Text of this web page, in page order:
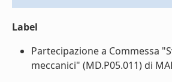
Label
Partecipazione a Commessa
meccanici" (MD.P05.011) di